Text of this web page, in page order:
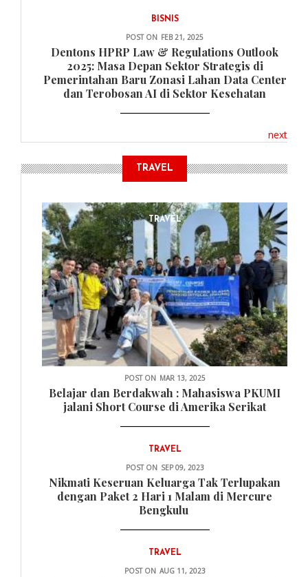
BISNIS
POST ON FEB 21, 2025
Dentons HPRP Law & Regulations Outlook
2025: Masa Depan Sektor Strategis di
Pemerintahan Baru Zonasi Lahan Data Center
dan Terobosan AI di Sektor Kesehatan
next
TRAVEL
TRAVEL
POST ON MAR 13, 2025
Belajar dan Berdakwah : Mahasiswa PKUMI
jalani Short Course di Amerika Serikat
TRAVEL
POST ON SEP 09, 2023
Nikmati Keseruan Keluarga Tak Terlupakan
dengan Paket 2 Hari 1 Malam di Mercure
Bengkulu
TRAVEL
POST ON AUG 11, 2023